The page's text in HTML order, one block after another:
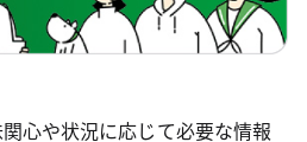
心や状況に応じて必要な情報